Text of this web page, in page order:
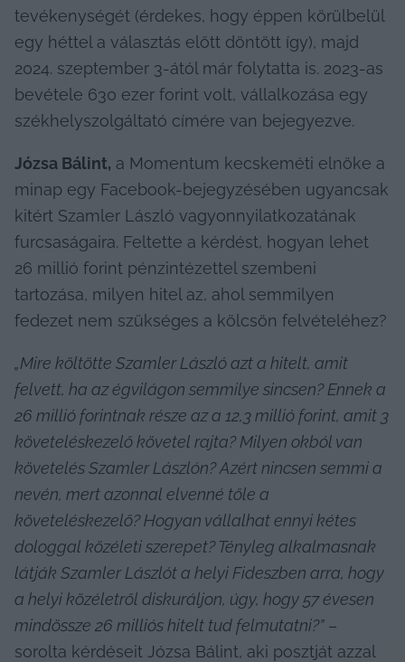
tevékenységét (érdekes, hogy éppen körülbelül
egy héttel a választás előtt döntött így), majd
2024. szeptember 3-ától már folytatta is. 2023-as
bevétele 630 ezer forint volt, vállalkozása egy
székhelyszolgáltató címére van bejegyezve.
Józsa Bálint, a Momentum kecskeméti elnöke a
minap egy Facebook-bejegyzésében ugyancsak
kitért Szamler László vagyonnyilatkozatának
furcsaságaira. Feltette a kérdést, hogyan lehet
26 millió forint pénzintézettel szembeni
tartozása, milyen hitel az, ahol semmilyen
fedezet nem szükséges a kölcsön felvételéhez?
„Mire költötte Szamler László azt a hitelt, amit
felvett, ha az égvilágon semmilye sincsen? Ennek a
26 millió forintnak része az a 12,3 millió forint, amit 3
követeléskezelő követel rajta? Milyen okból van
követelés Szamler Lászlón? Azért nincsen semmi a
nevén, mert azonnal elvenné tőle a
követeléskezelő? Hogyan vállalhat ennyi kétes
dologgal közéleti szerepet? Tényleg alkalmasnak
látják Szamler Lászlót a helyi Fideszben arra, hogy
a helyi közéletről diskuráljon, úgy, hogy 57 évesen
mindössze 26 milliós hitelt tud felmutatni?” –
sorolta kérdéseit Józsa Bálint, aki posztját azzal